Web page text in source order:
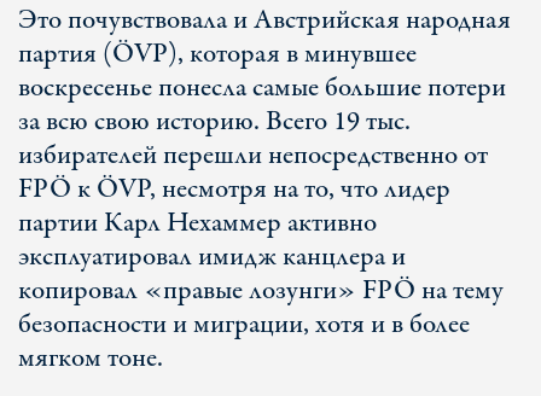
Это почувствовала и Австрийская народная
партия (ÖVP), которая в минувшее
воскресенье понесла самые большие потери
за всю свою историю. Всего 19 тыс.
избирателей перешли непосредственно от
FPÖ к ÖVP, несмотря на то, что лидер
партии Карл Нехаммер активно
эксплуатировал имидж канцлера и
копировал «правые лозунги» FPÖ на тему
безопасности и миграции, хотя и в более
мягком тоне.